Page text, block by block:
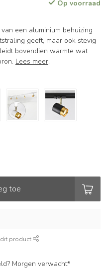
Op voorraad
een aluminium behuizing
geeft, maar ook stevig
bovendien warmte wat
Lees meer.
toe
product
Morgen verwacht*